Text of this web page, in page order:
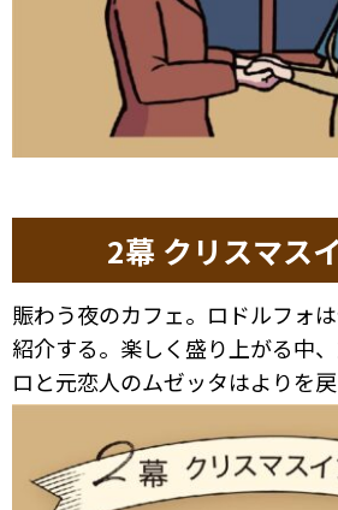
2幕 クリスマス
賑わう夜のカフェ。ロドルフォ
紹介する。楽しく盛り上がる中
ロと元恋人のムゼッタはよりを戻